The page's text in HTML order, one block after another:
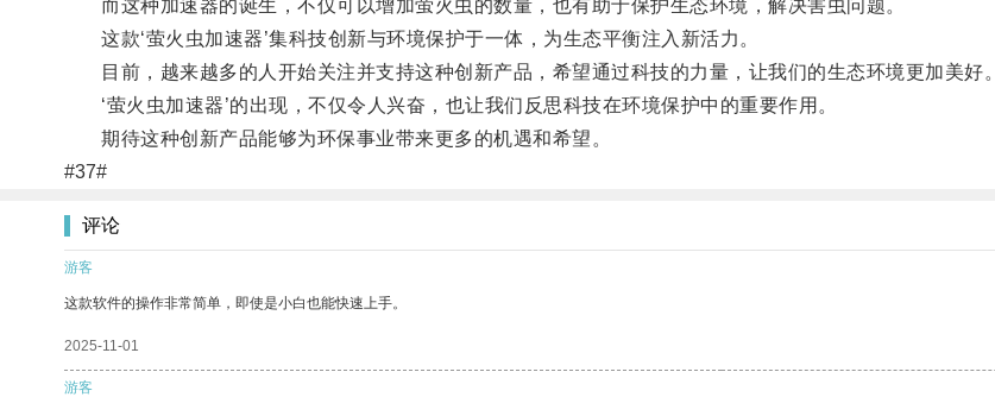
而这种加速器的诞生，不仅可以增加萤火虫的数量，也有助于保护生态环境，解决害虫问题。
这款‘萤火虫加速器’集科技创新与环境保护于一体，为生态平衡注入新活力。
目前，越来越多的人开始关注并支持这种创新产品，希望通过科技的力量，让我们的生态环境更加美好。
‘萤火虫加速器’的出现，不仅令人兴奋，也让我们反思科技在环境保护中的重要作用。
期待这种创新产品能够为环保事业带来更多的机遇和希望。
#37#
评论
游客
这款软件的操作非常简单，即使是小白也能快速上手。
2025-11-01
游客